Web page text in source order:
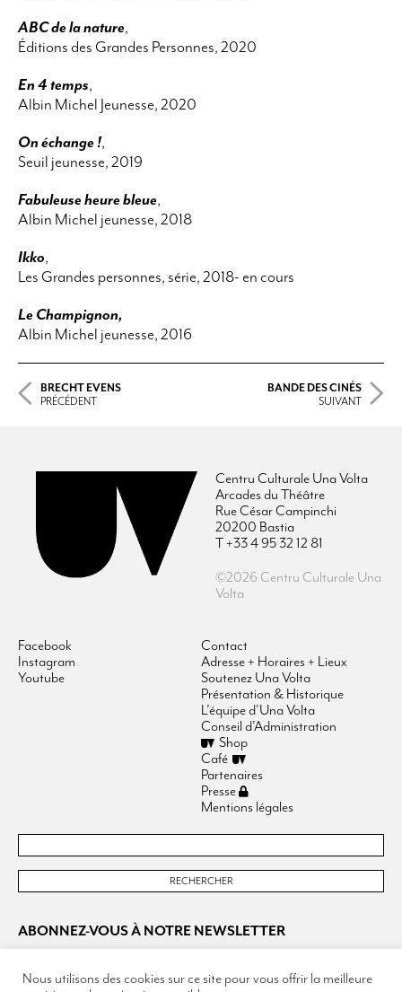
ABC de la nature,
Éditions des Grandes Personnes, 2020
En 4 temps,
Albin Michel Jeunesse, 2020
On échange !,
Seuil jeunesse, 2019
Fabuleuse heure bleue,
Albin Michel jeunesse, 2018
Ikko,
Les Grandes personnes, série, 2018- en cours
Le Champignon,
Albin Michel jeunesse, 2016
BRECHT EVENS
PRÉCÉDENT
BANDE DES CINÉS
SUIVANT
Centru Culturale Una Volta
Arcades du Théâtre
Rue César Campinchi
20200 Bastia
T +33 4 95 32 12 81
©2026 Centru Culturale Una
Volta
Facebook
Instagram
Youtube
Contact
Adresse + Horaires + Lieux
Soutenez Una Volta
Présentation & Historique
L’équipe d’Una Volta
Conseil d’Administration
Shop
Café
Partenaires
Presse
Mentions légales
ABONNEZ-VOUS À NOTRE NEWSLETTER
Nous utilisons des cookies sur ce site pour vous offrir la meilleure